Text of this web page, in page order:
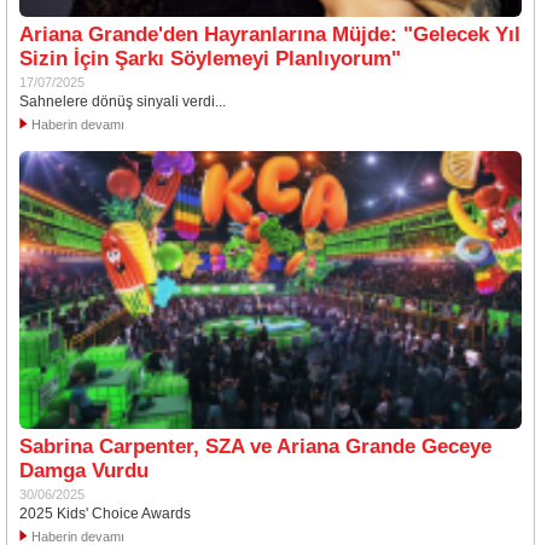
Ariana Grande'den Hayranlarına Müjde: "Gelecek Yıl
Sizin İçin Şarkı Söylemeyi Planlıyorum"
17/07/2025
Sahnelere dönüş sinyali verdi...
Haberin devamı
Sabrina Carpenter, SZA ve Ariana Grande Geceye
Damga Vurdu
30/06/2025
2025 Kids' Choice Awards
Haberin devamı